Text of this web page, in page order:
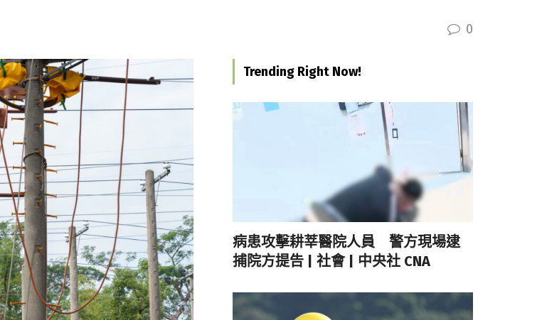
0
Trending Right Now!
病患攻擊耕莘醫院人員 警方現場逮
捕院方提告 | 社會 | 中央社 CNA